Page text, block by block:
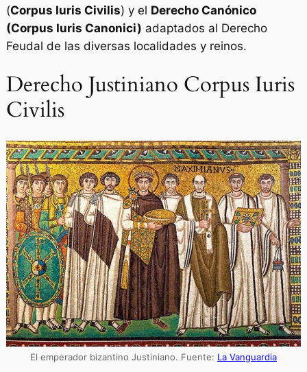
(Corpus Iuris Civilis) y el Derecho Canónico
(Corpus Iuris Canonici) adaptados al Derecho
Feudal de las diversas localidades y reinos.
Derecho Justiniano Corpus Iuris
Civilis
El emperador bizantino Justiniano. Fuente: La Vanguardia